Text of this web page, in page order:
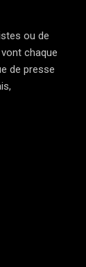
ou de
chaque
de presse